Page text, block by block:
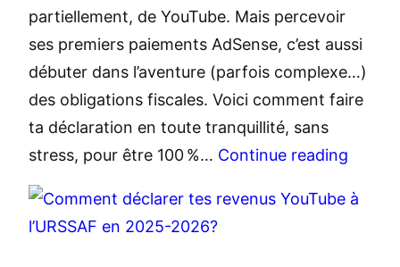
partiellement, de YouTube. Mais percevoir
ses premiers paiements AdSense, c’est aussi
débuter dans l’aventure (parfois complexe…)
des obligations fiscales. Voici comment faire
ta déclaration en toute tranquillité, sans
stress, pour être 100 %… Continue reading